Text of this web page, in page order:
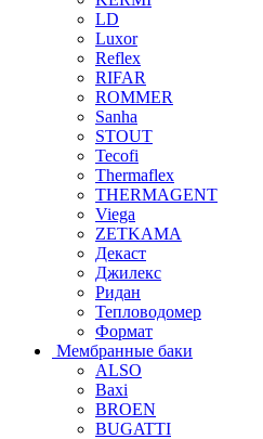
LD
Luxor
Reflex
RIFAR
ROMMER
Sanha
STOUT
Tecofi
Thermaflex
THERMAGENT
Viega
ZETKAMA
Декаст
Джилекс
Ридан
Тепловодомер
Формат
Мембранные баки
ALSO
Baxi
BROEN
BUGATTI